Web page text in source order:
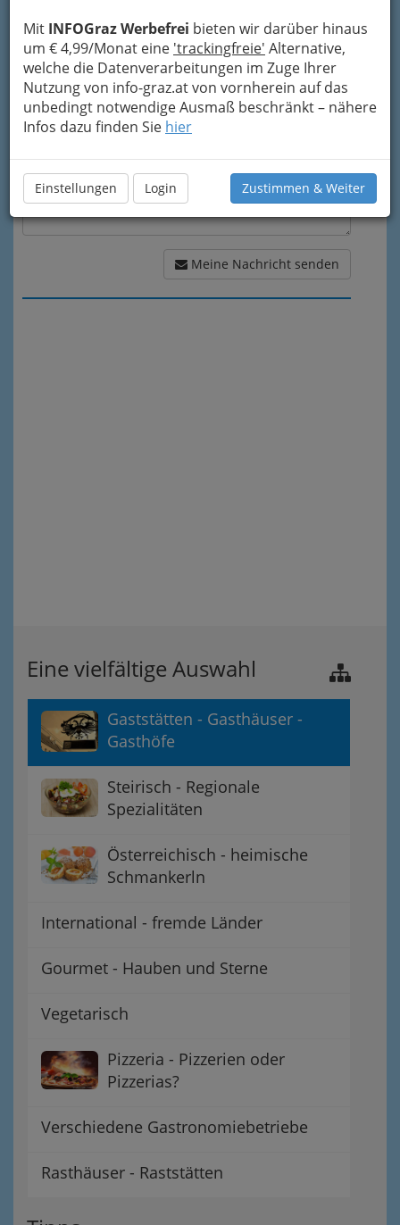
Mit INFOGraz Werbefrei bieten wir darüber hinaus
um € 4,99/Monat eine 'trackingfreie' Alternative,
welche die Datenverarbeitungen im Zuge Ihrer
Nutzung von info-graz.at von vornherein auf das
unbedingt notwendige Ausmaß beschränkt – nähere
Infos dazu finden Sie hier
Einstellungen Login Zustimmen & Weiter
Meine Nachricht
Meine Nachricht senden
Eine vielfältige Auswahl
Gaststätten - Gasthäuser -
Gasthöfe
Steirisch - Regionale
Spezialitäten
Österreichisch - heimische
Schmankerln
International - fremde Länder
Gourmet - Hauben und Sterne
Vegetarisch
Pizzeria - Pizzerien oder
Pizzerias?
Verschiedene Gastronomiebetriebe
Rasthäuser - Raststätten